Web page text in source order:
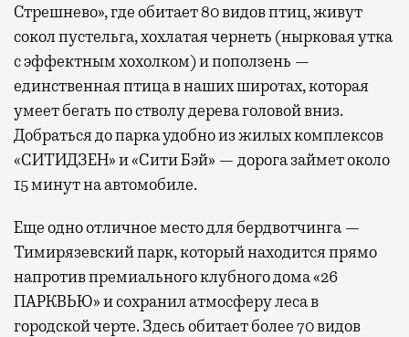
Стрешнево», где обитает 80 видов птиц, живут
сокол пустельга, хохлатая чернеть (нырковая утка
с эффектным хохолком) и поползень —
единственная птица в наших широтах, которая
умеет бегать по стволу дерева головой вниз.
Добраться до парка удобно из жилых комплексов
«СИТИДЗЕН» и «Сити Бэй» — дорога займет около
15 минут на автомобиле.
Еще одно отличное место для бердвотчинга —
Тимирязевский парк, который находится прямо
напротив премиального клубного дома «26
ПАРКВЬЮ» и сохранил атмосферу леса в
городской черте. Здесь обитает более 70 видов